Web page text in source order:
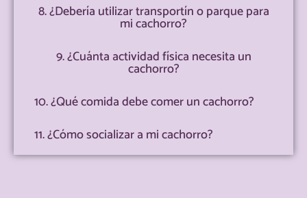
8. ¿Debería utilizar transportín o parque para
mi cachorro?
9. ¿Cuánta actividad física necesita un
cachorro?
10. ¿Qué comida debe comer un cachorro?
11. ¿Cómo socializar a mi cachorro?